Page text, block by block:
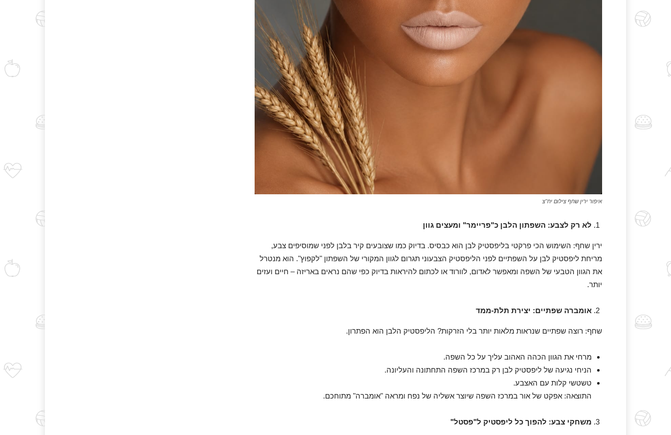
איפור ירין שחף צילום יח"צ
לא רק לצבע: השפתון הלבן כ"פריימר" ומעצים גוון
ירין שחף: השימוש הכי פרקטי בליפסטיק לבן הוא כבסיס. בדיוק כמו שצובעים קיר בלבן לפני שמוסיפים צבע,
מריחת ליפסטיק לבן על השפתיים לפני הליפסטיק הצבעוני תגרום לגוון המקורי של השפתון "לקפוץ". הוא מנטרל
את הגוון הטבעי של השפה ומאפשר לאדום, לוורוד או לכתום להיראות בדיוק כפי שהם נראים באריזה – חיים ועזים
יותר.
אומברה שפתיים: יצירת תלת-ממד
שחף: רוצה שפתיים שנראות מלאות יותר בלי הזרקות? הליפסטיק הלבן הוא הפתרון.
מרחי את הגוון הכהה האהוב עליך על כל השפה.
הניחי נגיעה של ליפסטיק לבן רק במרכז השפה התחתונה והעליונה.
טשטשי קלות עם האצבע.
התוצאה: אפקט של אור במרכז השפה שיוצר אשליה של נפח ומראה "אומברה" מתוחכם.
משחקי צבע: להפוך כל ליפסטיק ל"פסטל"